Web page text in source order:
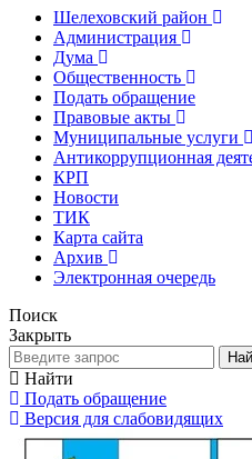
Шелеховский район
Администрация
Дума
Общественность
Подать обращение
Правовые акты
Муниципальные услуги
Антикоррупционная
КРП
Новости
ТИК
Карта сайта
Архив
Электронная очередь
Поиск
Закрыть
Найти
Подать обращение
Версия для слабовидящих